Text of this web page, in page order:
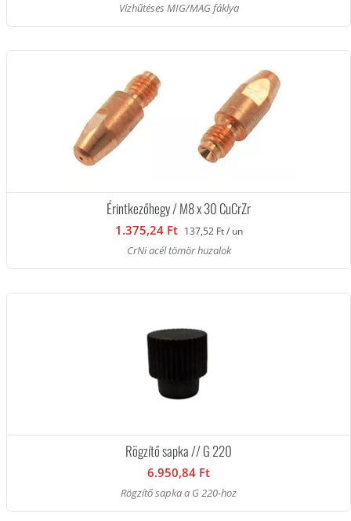
Vízhűtéses MIG/MAG fáklya
Érintkezőhegy / M8 x 30 CuCrZr
1.375,24 Ft 137,52 Ft / un
CrNi acél tömör huzalok
Rögzítő sapka // G 220
6.950,84 Ft
Rögzítő sapka a G 220-hoz